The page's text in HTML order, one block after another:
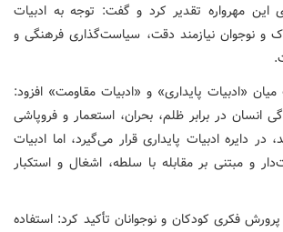
این مهرواره تقدیر کرد و گفت: توجه به ادبیات
و نوجوان نیازمند دقت، سیاست‌گذاری فرهنگی و
«ادبیات پایداری» و «ادبیات مقاومت» افزود:
انسان در برابر ظلم، بحران، استعمار و فروپاشی
دایره ادبیات پایداری قرار می‌گیرد، اما ادبیات
و مبتنی بر مقابله با سلطه، اشغال و استکبار
فکری کودکان و نوجوانان تأکید کرد: استفاده